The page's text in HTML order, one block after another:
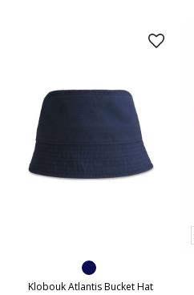
Klobouk Atlantis Bucket Hat